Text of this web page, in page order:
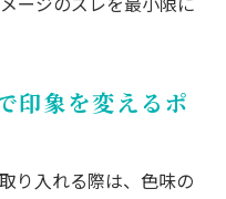
印象を変えるポ
り入れる際は、色味の